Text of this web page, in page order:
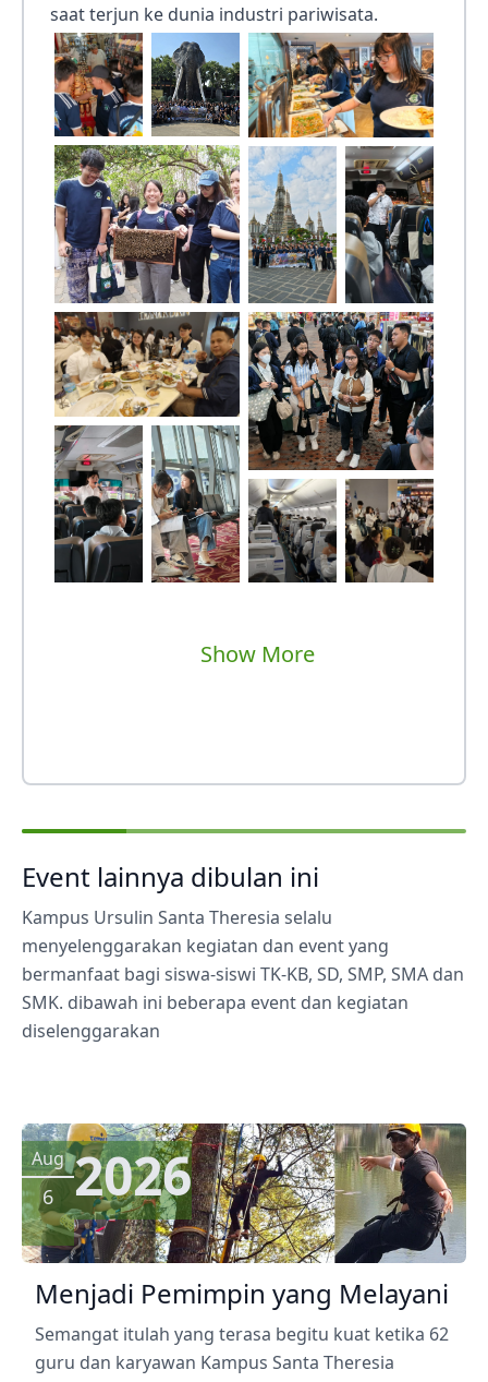
saat terjun ke dunia industri pariwisata.
Show More
Event lainnya dibulan ini
Kampus Ursulin Santa Theresia selalu
menyelenggarakan kegiatan dan event yang
bermanfaat bagi siswa-siswi TK-KB, SD, SMP, SMA dan
SMK. dibawah ini beberapa event dan kegiatan
diselenggarakan
Aug
6 2026
Menjadi Pemimpin yang Melayani
Semangat itulah yang terasa begitu kuat ketika 62
guru dan karyawan Kampus Santa Theresia